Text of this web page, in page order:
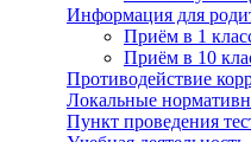
Информация для
Приём в 1
Приём в 10
Противодействие
Локальные
Пункт проведения